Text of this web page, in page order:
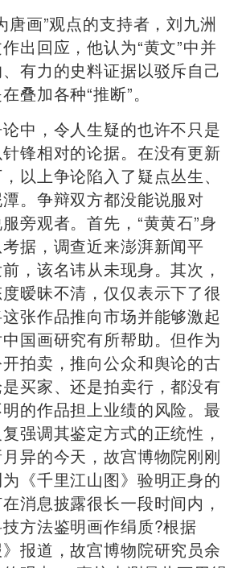
画”观点的支持者，刘九洲
出回应，他认为“黄文”中并
有力的史料证据以驳斥自己
叠加各种“推断”。
，令人生疑的也许不只是
锋相对的论据。在没有更新
以上争论陷入了疑点丛生、
。争辩双方都没能说服对
旁观者。首先，“黄黄石”身
据，调查近来澎湃新闻平
，该名讳从未现身。其次，
暧昧不清，仅仅表示下了很
张作品推向市场并能够激起
国画研究有所帮助。但作为
拍卖，推向公众和舆论的古
买家、还是拍卖行，都没有
的作品担上业绩的风险。最
强调其鉴定方式的正统性，
异的今天，故宫博物院刚刚
《千里江山图》验明正身的
消息披露很长一段时间内，
方法鉴明画作绢质?根据
》报道，故宫博物院研究员余